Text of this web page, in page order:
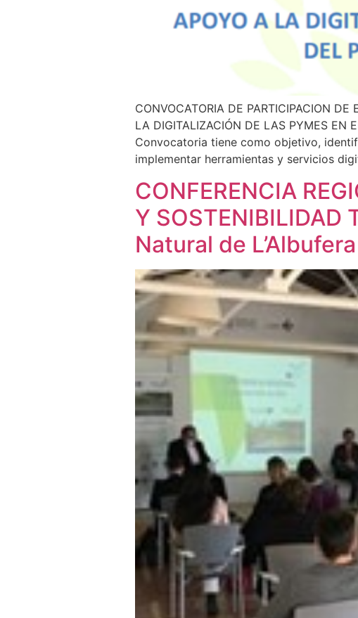
CONVOCATORIA DE PARTICIPACION DE
LA DIGITALIZACIÓN DE LAS PYMES EN
Convocatoria tiene como objetivo,
implementar herramientas y servicios
CONFERENCIA
Y SOSTENIBILIDAD
Natural de L’Albufera